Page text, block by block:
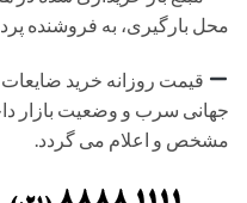
محل بارگیری، به فروشنده
قیمت روزانه خرید
مشخص و اعلام می گردد.